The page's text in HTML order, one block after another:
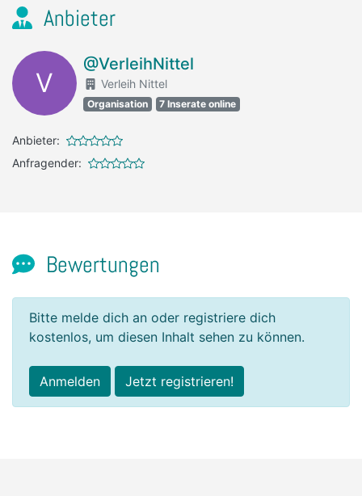
Anbieter
V
@VerleihNittel
Verleih Nittel
Organisation 7 Inserate online
Anbieter:
Anfragender:
Bewertungen
Bitte melde dich an oder registriere dich
kostenlos, um diesen Inhalt sehen zu können.
Anmelden Jetzt registrieren!